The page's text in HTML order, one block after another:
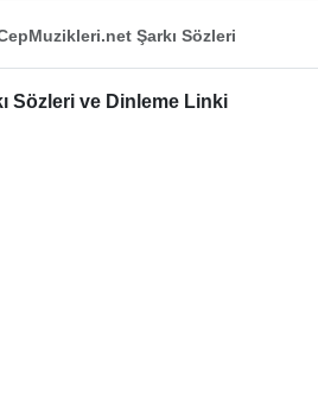
Şarkı Sözleri
Sözleri ve Dinleme Linki